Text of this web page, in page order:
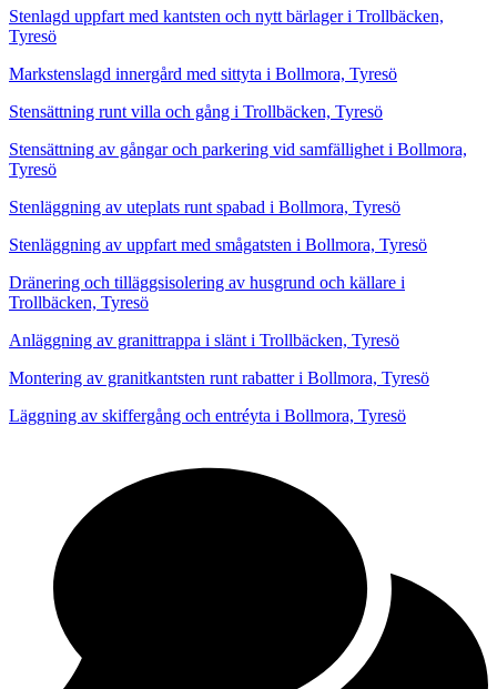
Stenlagd uppfart med kantsten och nytt bärlager i Trollbäcken,
Tyresö
Markstenslagd innergård med sittyta i Bollmora, Tyresö
Stensättning runt villa och gång i Trollbäcken, Tyresö
Stensättning av gångar och parkering vid samfällighet i Bollmora,
Tyresö
Stenläggning av uteplats runt spabad i Bollmora, Tyresö
Stenläggning av uppfart med smågatsten i Bollmora, Tyresö
Dränering och tilläggsisolering av husgrund och källare i
Trollbäcken, Tyresö
Anläggning av granittrappa i slänt i Trollbäcken, Tyresö
Montering av granitkantsten runt rabatter i Bollmora, Tyresö
Läggning av skiffergång och entréyta i Bollmora, Tyresö